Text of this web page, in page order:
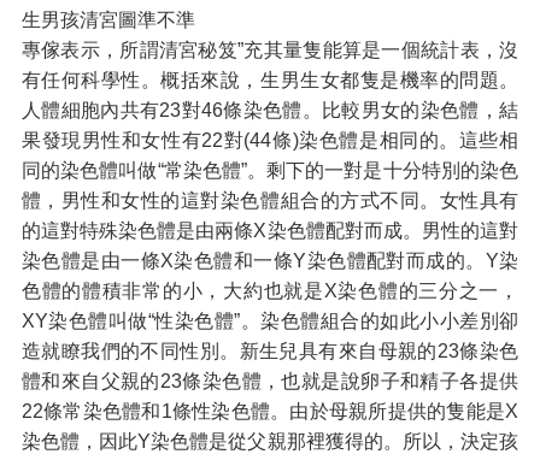
生男孩清宮圖準不準
專傢表示，所謂清宮秘笈”充其量隻能算是一個統計表，沒
有任何科學性。概括來說，生男生女都隻是機率的問題。
人體細胞內共有23對46條染色體。比較男女的染色體，結
果發現男性和女性有22對(44條)染色體是相同的。這些相
同的染色體叫做“常染色體”。剩下的一對是十分特別的染色
體，男性和女性的這對染色體組合的方式不同。女性具有
的這對特殊染色體是由兩條X染色體配對而成。男性的這對
染色體是由一條X染色體和一條Y染色體配對而成的。Y染
色體的體積非常的小，大約也就是X染色體的三分之一，
XY染色體叫做“性染色體”。染色體組合的如此小小差別卻
造就瞭我們的不同性別。新生兒具有來自母親的23條染色
體和來自父親的23條染色體，也就是說卵子和精子各提供
22條常染色體和1條性染色體。由於母親所提供的隻能是X
染色體，因此Y染色體是從父親那裡獲得的。所以，決定孩